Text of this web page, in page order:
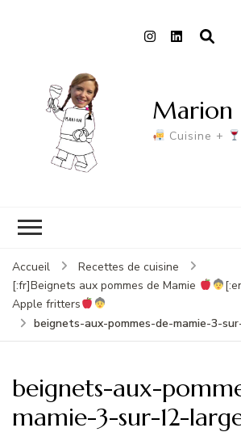
Marion
Cuisine +
Accueil
Recettes de cuisine
[:fr]Beignets aux pommes de Mamie
Apple fritters
beignets-aux-pommes-de-mamie-3-
beignets-aux-
mamie-3-sur-12-